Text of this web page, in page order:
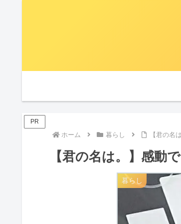
PR
ホーム 暮らし 【君の名
【君の名は。】感動
暮らし